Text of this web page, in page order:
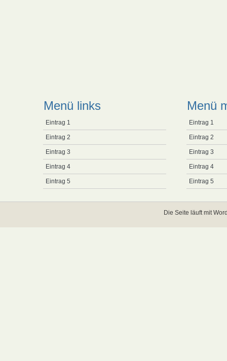
Menü links
Eintrag 1
Eintrag 2
Eintrag 3
Eintrag 4
Eintrag 5
Menü
Eintrag 1
Eintrag 2
Eintrag 3
Eintrag 4
Eintrag 5
Die Seite läuft mit